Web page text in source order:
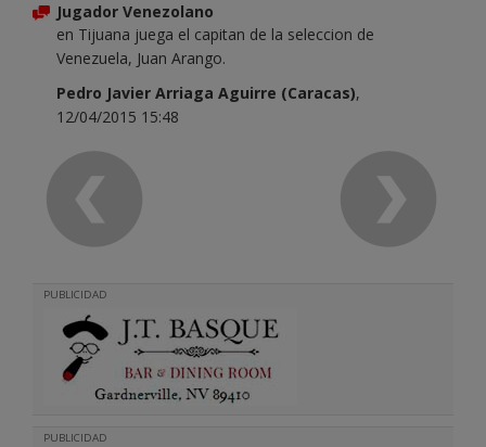
Jugador Venezolano
en Tijuana juega el capitan de la seleccion de
Venezuela, Juan Arango.
Pedro Javier Arriaga Aguirre (Caracas),
12/04/2015 15:48
PUBLICIDAD
PUBLICIDAD